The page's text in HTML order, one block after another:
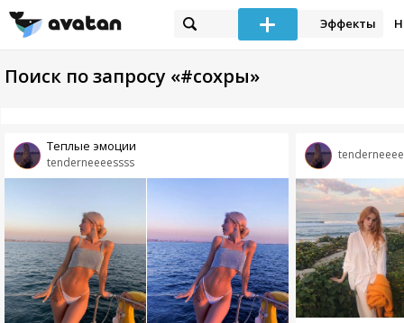
Эффекты
Поиск по запросу «#сохры»
tenderneeeessss
Теплые эмоции